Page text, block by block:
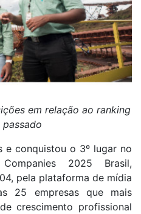
em relação ao ranking
e conquistou o 3º lugar no
2025 Brasil,
pela plataforma de mídia
25 empresas que mais
crescimento profissional